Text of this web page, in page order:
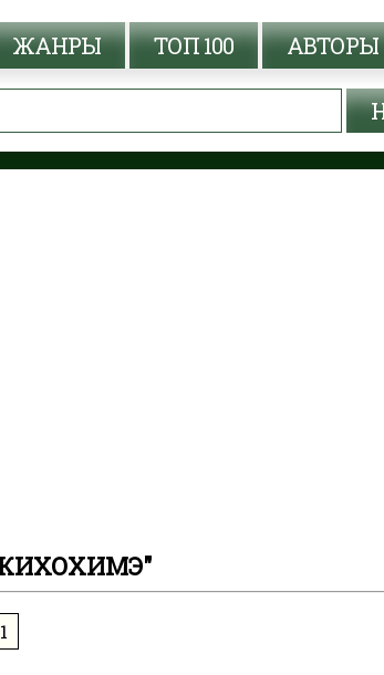
ЖАНРЫ ТОП 100 АВТОРЫ